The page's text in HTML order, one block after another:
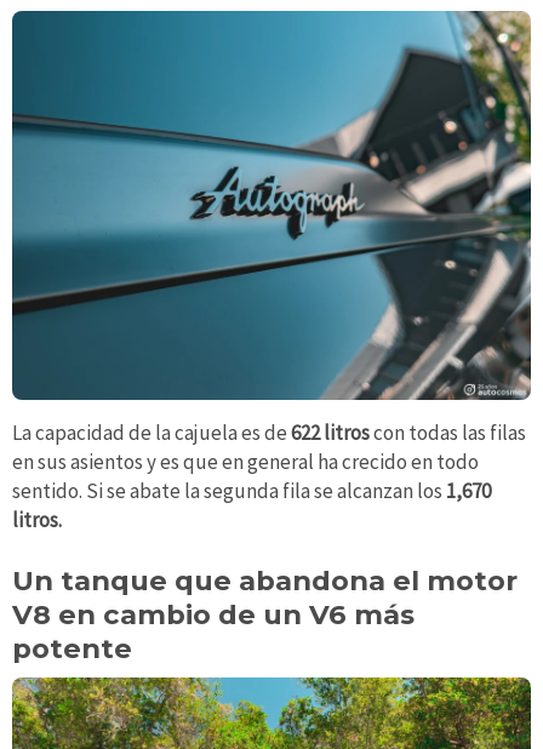
La capacidad de la cajuela es de622 litroscon todas las filas
en sus asientos y es que en general ha crecido en todo
sentido. Si se abate la segunda fila se alcanzan los 1,670
litros.
Un tanque que abandona el motor
V8 en cambio de un V6 más
potente